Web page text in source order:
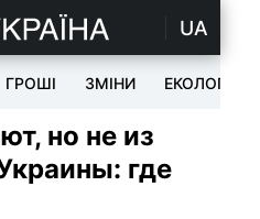
UA
ГРОШІ ЗМІНИ ЕКОЛОГІЯ
но не из
где